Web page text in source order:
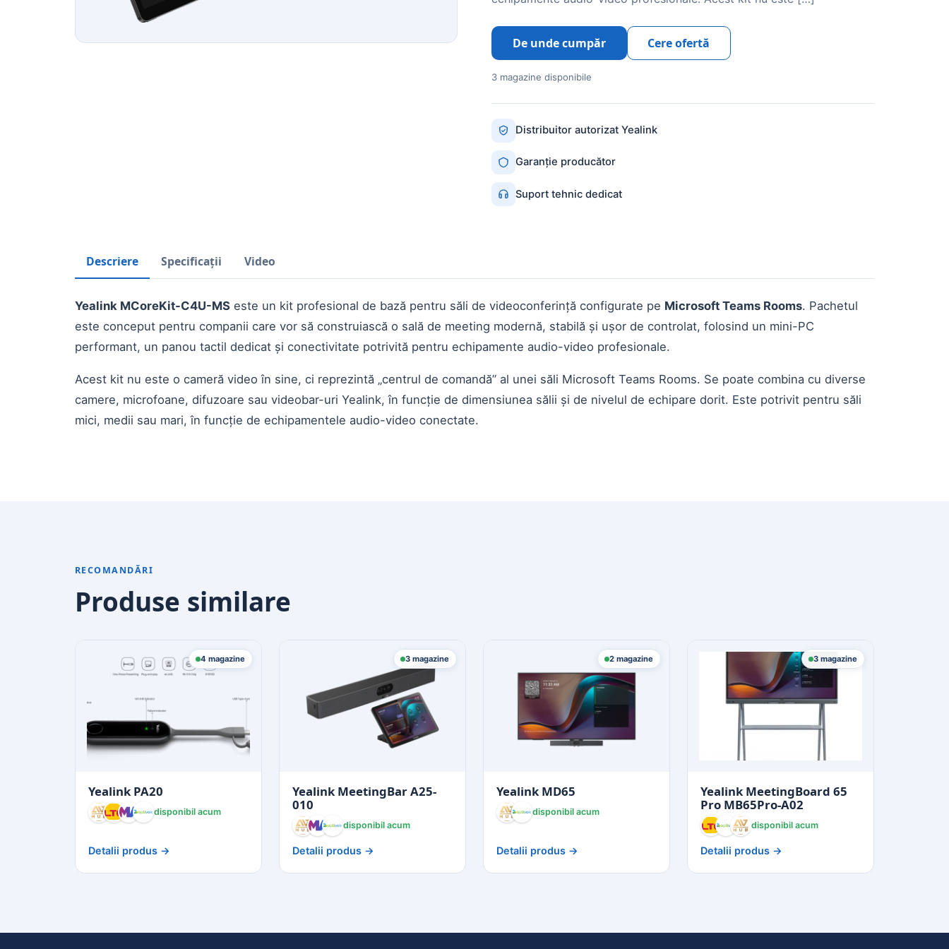
De unde cumpăr Cere ofertă
3 magazine disponibile
Distribuitor autorizat Yealink
Garanție producător
Suport tehnic dedicat
Descriere Specificații Video
Yealink MCoreKit-C4U-MS este un kit profesional de bază pentru săli de videoconferință configurate pe Microsoft Teams Rooms. Pachetul
este conceput pentru companii care vor să construiască o sală de meeting modernă, stabilă și ușor de controlat, folosind un mini-PC
performant, un panou tactil dedicat și conectivitate potrivită pentru echipamente audio-video profesionale.
Acest kit nu este o cameră video în sine, ci reprezintă „centrul de comandă” al unei săli Microsoft Teams Rooms. Se poate combina cu diverse
camere, microfoane, difuzoare sau videobar-uri Yealink, în funcție de dimensiunea sălii și de nivelul de echipare dorit. Este potrivit pentru săli
mici, medii sau mari, în funcție de echipamentele audio-video conectate.
RECOMANDĂRI
Produse similare
4 magazine
Yealink PA20
disponibil acum
Detalii produs →
3 magazine
Yealink MeetingBar A25-
010
disponibil acum
Detalii produs →
2 magazine
Yealink MD65
disponibil acum
Detalii produs →
3 magazine
Yealink MeetingBoard 65
Pro MB65Pro-A02
disponibil acum
Detalii produs →